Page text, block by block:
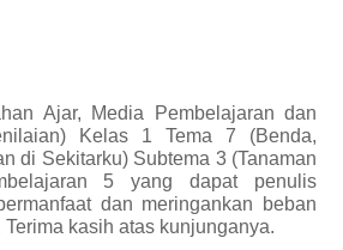
Ajar, Media Pembelajaran dan
Kelas 1 Tema 7 (Benda,
di Sekitarku) Subtema 3 (Tanaman
5 yang dapat penulis
dan meringankan beban
kasih atas kunjunganya.